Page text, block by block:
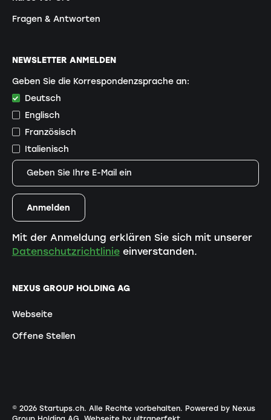
Fragen & Antworten
NEXUS GROUP HOLDING AG
Webseite
Offene Stellen
NEWSLETTER ANMELDEN
Geben Sie die Korrespondenzsprache an:
Deutsch
Englisch
Französisch
Italienisch
Mit der Anmeldung erklären Sie sich mit unserer
Datenschutzrichtlinieeinverstanden.
© 2026Startups.ch. Alle Rechte vorbehalten. Powered by Nexus